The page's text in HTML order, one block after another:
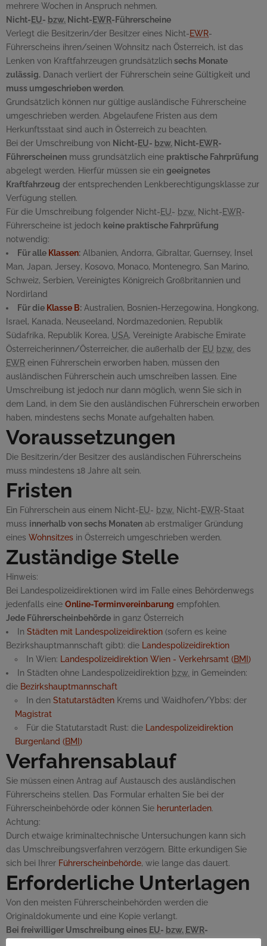
mehrere Wochen in Anspruch nehmen.
Nicht- EU- bzw. Nicht- EWR-Führerscheine
Verlegt die Besitzerin/der Besitzer eines Nicht-EWR-
Führerscheins ihren/seinen Wohnsitz nach Österreich, ist das
Lenken von Kraftfahrzeugen grundsätzlich sechs Monate
zulässig. Danach verliert der Führerschein seine Gültigkeit und
muss umgeschrieben werden.
Grundsätzlich können nur gültige ausländische Führerscheine
umgeschrieben werden. Abgelaufene Fristen aus dem
Herkunftsstaat sind auch in Österreich zu beachten.
Bei der Umschreibung von Nicht- EU- bzw. Nicht- EWR-
Führerscheinen muss grundsätzlich eine praktische Fahrprüfung
abgelegt werden. Hierfür müssen sie ein geeignetes
Kraftfahrzeug der entsprechenden Lenkberechtigungsklasse zur
Verfügung stellen.
Für die Umschreibung folgender Nicht-EU- bzw. Nicht-EWR-
Führerscheine ist jedoch keine praktische Fahrprüfung
notwendig:
Für alle Klassen: Albanien, Andorra, Gibraltar, Guernsey, Insel
Man, Japan, Jersey, Kosovo, Monaco, Montenegro, San Marino,
Schweiz, Serbien, Vereinigtes Königreich Großbritannien und
Nordirland
Für die Klasse B: Australien, Bosnien-Herzegowina, Hongkong,
Israel, Kanada, Neuseeland, Nordmazedonien, Republik
Südafrika, Republik Korea, USA, Vereinigte Arabische Emirate
Österreicherinnen/Österreicher, die außerhalb der EU bzw. des
EWR einen Führerschein erworben haben, müssen den
ausländischen Führerschein auch umschreiben lassen. Eine
Umschreibung ist jedoch nur dann möglich, wenn Sie sich in
dem Land, in dem Sie den ausländischen Führerschein erworben
haben, mindestens sechs Monate aufgehalten haben.
Voraussetzungen
Die Besitzerin/der Besitzer des ausländischen Führerscheins
muss mindestens 18 Jahre alt sein.
Fristen
Ein Führerschein aus einem Nicht-EU- bzw. Nicht-EWR-Staat
muss innerhalb von sechs Monaten ab erstmaliger Gründung
eines Wohnsitzes in Österreich umgeschrieben werden.
Zuständige Stelle
Hinweis:
Bei Landespolizeidirektionen wird im Falle eines Behördenwegs
jedenfalls eine Online-Terminvereinbarung empfohlen.
Jede Führerscheinbehörde in ganz Österreich
In Städten mit Landespolizeidirektion (sofern es keine
Bezirkshauptmannschaft gibt): die
Landespolizeidirektion
In Wien:
Landespolizeidirektion Wien - Verkehrsamt (BMI )
In Städten ohne Landespolizeidirektion bzw. in Gemeinden:
die Bezirkshauptmannschaft
In den Statutarstädten Krems und Waidhofen/Ybbs: der
Magistrat
Für die Statutarstadt Rust: die
Landespolizeidirektion
Burgenland (BMI )
Verfahrensablauf
Sie müssen einen Antrag auf Austausch des ausländischen
Führerscheins stellen. Das Formular erhalten Sie bei der
Führerscheinbehörde oder können Sie herunterladen.
Achtung:
Durch etwaige kriminaltechnische Untersuchungen kann sich
das Umschreibungsverfahren verzögern. Bitte erkundigen Sie
sich bei Ihrer Führerscheinbehörde, wie lange das dauert.
Erforderliche Unterlagen
Von den meisten Führerscheinbehörden werden die
Originaldokumente und eine Kopie verlangt.
Bei freiwilliger Umschreibung eines EU- bzw. EWR-